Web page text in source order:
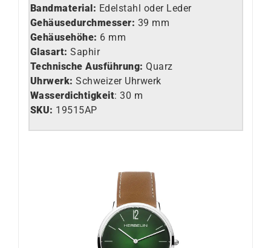
Bandmaterial: Edelstahl oder Leder
Gehäusedurchmesser: 39 mm
Gehäusehöhe: 6 mm
Glasart: Saphir
Technische Ausführung: Quarz
Uhrwerk: Schweizer Uhrwerk
Wasserdichtigkeit: 30 m
SKU: 19515AP